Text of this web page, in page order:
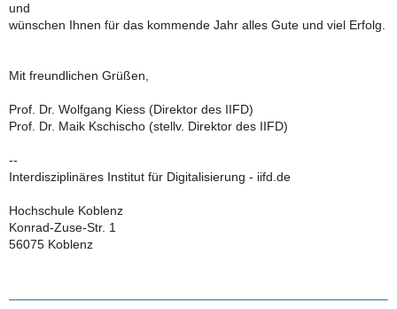
und
wünschen Ihnen für das kommende Jahr alles Gute und viel Erfolg.
Mit freundlichen Grüßen,
Prof. Dr. Wolfgang Kiess (Direktor des IIFD)
Prof. Dr. Maik Kschischo (stellv. Direktor des IIFD)
--
Interdisziplinäres Institut für Digitalisierung - iifd.de
Hochschule Koblenz
Konrad-Zuse-Str. 1
56075 Koblenz